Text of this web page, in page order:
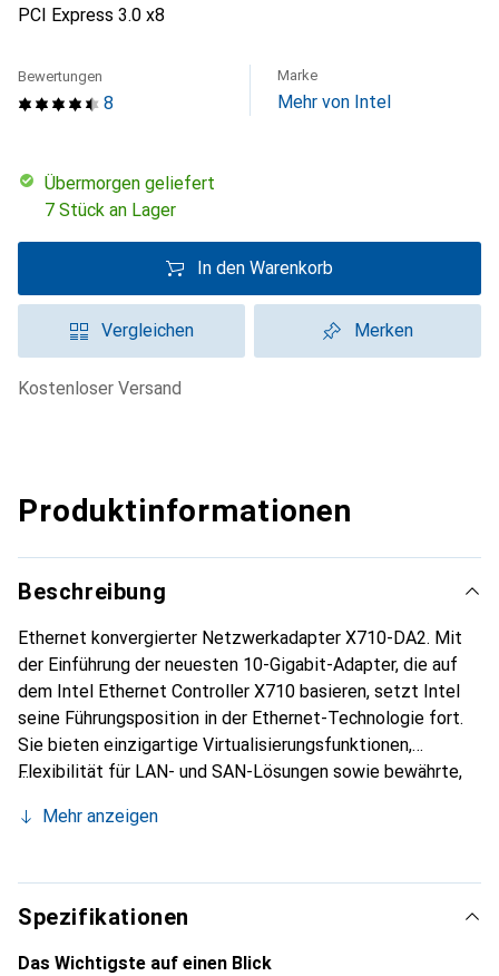
PCI Express 3.0 x8
8
Bewertungen Marke
Mehr von Intel
übermorgen geliefert
7 Stück an Lager
In den Warenkorb
Vergleichen Merken
kostenloser Versand
Produktinformationen
Beschreibung
Ethernet konvergierter Netzwerkadapter X710-DA2. Mit
der Einführung der neuesten 10-Gigabit-Adapter, die auf
dem Intel Ethernet Controller X710 basieren, setzt Intel
seine Führungsposition in der Ethernet-Technologie fort.
Sie bieten einzigartige Virtualisierungsfunktionen,
Flexibilität für LAN- und SAN-Lösungen sowie bewährte,
Mehr anzeigen
Spezifikationen
Das Wichtigste auf einen Blick